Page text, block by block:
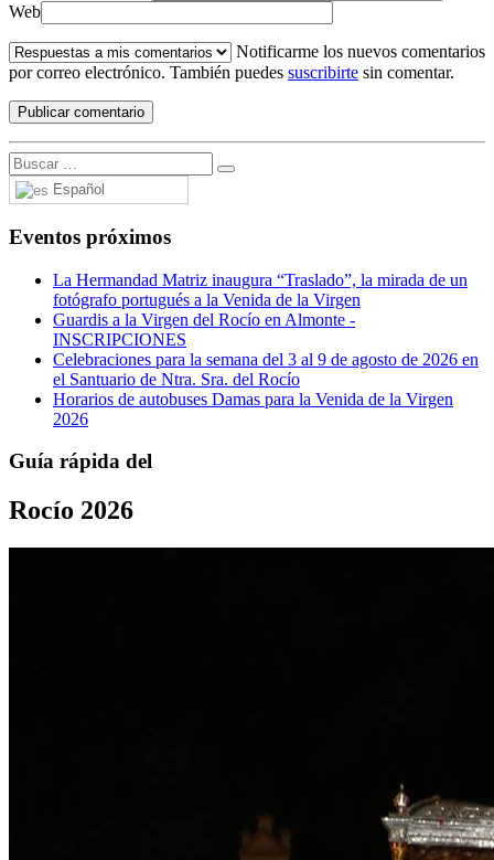
Web
Notificarme los nuevos comentarios
por correo electrónico. También puedes suscribirte sin comentar.
Español
Eventos próximos
La Hermandad Matriz inaugura “Traslado”, la mirada de un
fotógrafo portugués a la Venida de la Virgen
Guardis a la Virgen del Rocío en Almonte -
INSCRIPCIONES
Celebraciones para la semana del 3 al 9 de agosto de 2026 en
el Santuario de Ntra. Sra. del Rocío
Horarios de autobuses Damas para la Venida de la Virgen
2026
Guía rápida del
Rocío 2026